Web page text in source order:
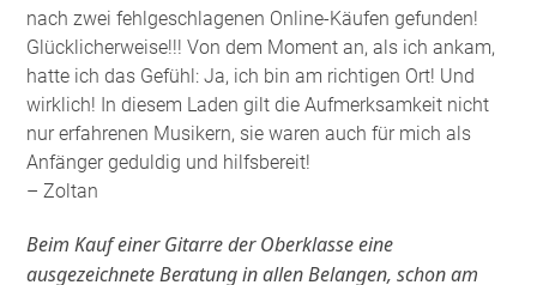
nach zwei fehlgeschlagenen Online-Käufen gefunden!
Glücklicherweise!!! Von dem Moment an, als ich ankam,
hatte ich das Gefühl: Ja, ich bin am richtigen Ort! Und
wirklich! In diesem Laden gilt die Aufmerksamkeit nicht
nur erfahrenen Musikern, sie waren auch für mich als
Anfänger geduldig und hilfsbereit!
– Zoltan
Beim Kauf einer Gitarre der Oberklasse eine
ausgezeichnete Beratung in allen Belangen, schon am